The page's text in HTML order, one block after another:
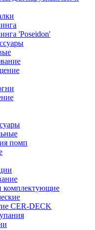
'Poseidon'
помп
комплектующие
CER-DECK